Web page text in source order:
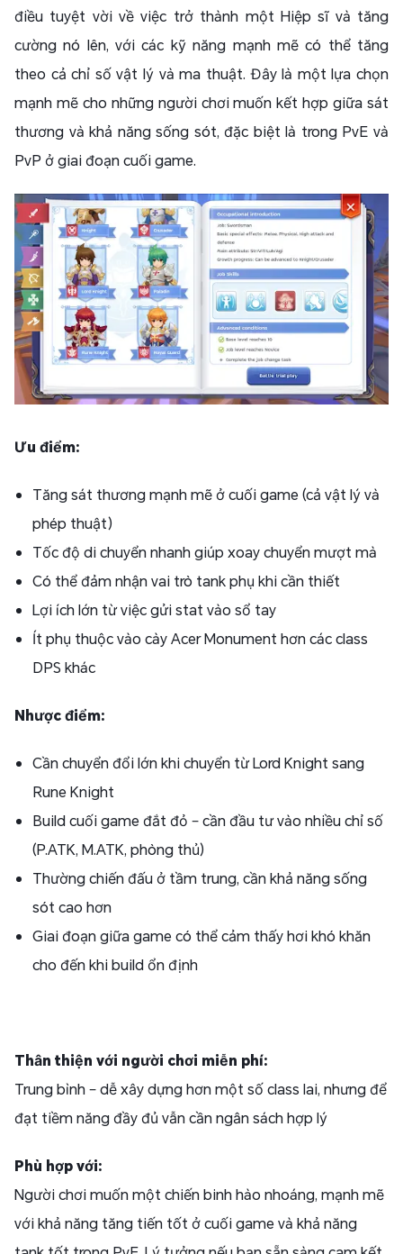
điều tuyệt vời về việc trở thành một Hiệp sĩ và tăng
cường nó lên, với các kỹ năng mạnh mẽ có thể tăng
theo cả chỉ số vật lý và ma thuật. Đây là một lựa chọn
mạnh mẽ cho những người chơi muốn kết hợp giữa sát
thương và khả năng sống sót, đặc biệt là trong PvE và
PvP ở giai đoạn cuối game.
Ưu điểm:
Tăng sát thương mạnh mẽ ở cuối game (cả vật lý và
phép thuật)
Tốc độ di chuyển nhanh giúp xoay chuyển mượt mà
Có thể đảm nhận vai trò tank phụ khi cần thiết
Lợi ích lớn từ việc gửi stat vào sổ tay
Ít phụ thuộc vào cày Acer Monument hơn các class
DPS khác
Nhược điểm:
Cần chuyển đổi lớn khi chuyển từ Lord Knight sang
Rune Knight
Build cuối game đắt đỏ – cần đầu tư vào nhiều chỉ số
(P.ATK, M.ATK, phòng thủ)
Thường chiến đấu ở tầm trung, cần khả năng sống
sót cao hơn
Giai đoạn giữa game có thể cảm thấy hơi khó khăn
cho đến khi build ổn định
Thân thiện với người chơi miễn phí:
Trung bình – dễ xây dựng hơn một số class lai, nhưng để
đạt tiềm năng đầy đủ vẫn cần ngân sách hợp lý
Phù hợp với:
Người chơi muốn một chiến binh hào nhoáng, mạnh mẽ
với khả năng tăng tiến tốt ở cuối game và khả năng